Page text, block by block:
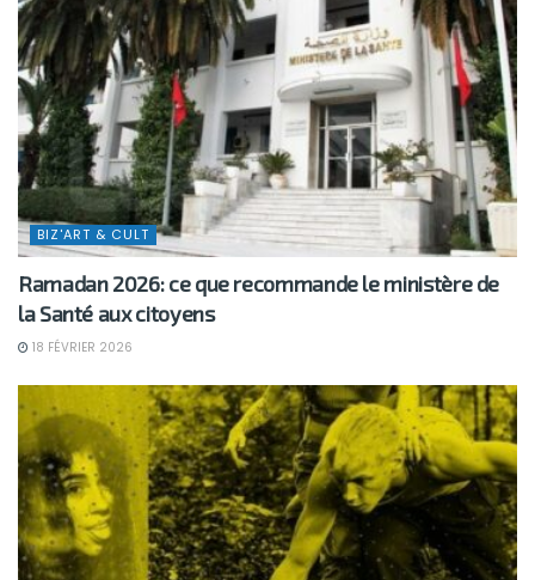
BIZ'ART & CULT
Ramadan 2026: ce que recommande le ministère de
la Santé aux citoyens
18 FÉVRIER 2026